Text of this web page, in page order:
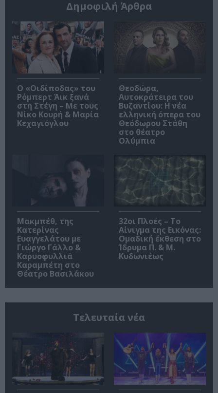
Δημοφιλή Άρθρα
O «Οιδίποδας» του
Ρόμπερτ Άικ ξανά
στη Στέγη – Με τους
Νίκο Κουρή & Μαρία
Κεχαγιόγλου
Θεοδώρα,
Αυτοκράτειρα του
Βυζαντίου: Η νέα
ελληνική όπερα του
Θεόδωρου Στάθη
στο θέατρο
Ολύμπια
Μακμπέθ, της
Κατερίνας
Ευαγγελάτου με
Γιώργο Γάλλο &
Καρυοφυλλιά
Καραμπέτη στο
Θέατρο Βασιλάκου
32οι Πλοές – Το
Αίνιγμα της Εικόνας:
Ομαδική έκθεση στο
Ίδρυμα Π. & Μ.
Κυδωνιέως
Τελευταία νέα